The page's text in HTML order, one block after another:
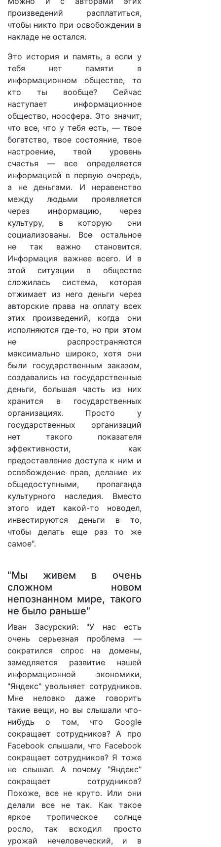
произведений расплатиться,
чтобы никто при освобождении в
накладе не остался.
Это история и память, а если у
тебя нет памяти в
информационном обществе, то
кто ты вообще? Сейчас
наступает информационное
общество, ноосфера. Это значит,
что все, что у тебя есть, — твое
богатство, твое состояние, твое
настроение, твой уровень
счастья — все определяется
информацией в первую очередь,
а не деньгами. И неравенство
между людьми проявляется
через информацию, через
культуру, в которую они
социализованы. Все остальное
не так важно становится.
Информация важнее всего. И в
этой ситуации в обществе
сложилась система, которая
отжимает из него деньги через
авторские права на оплату всех
этих произведений, когда они
исполняются где-то, но при этом
не распространяются
максимально широко, хотя они
были государственным заказом,
создавались на государственные
деньги, большая часть из них
хранится в государственных
организациях. Просто у
государственных организаций
нет такого показателя
эффективности, как
предоставление доступа к ним и
освобождение прав, делание их
общедоступными, пропаганда
культурного наследия. Вместо
этого идет какой-то новодел,
инвестируются деньги в то,
чтобы делать еще раз то же
самое".
"Мы живем в очень
сложном новом
непознанном мире, такого
не было раньше"
Иван Засурский: "У нас есть
очень серьезная проблема —
сократился спрос на домены,
замедляется развитие нашей
информационной экономики,
"Яндекс" увольняет сотрудников.
Мне неловко даже говорить
такие вещи, но вы слышали что-
нибудь о том, что Google
сокращает сотрудников? А про
Facebook слышали, что Facebook
сокращает сотрудников? Я тоже
не слышал. А почему "Яндекс"
сокращает сотрудников?
Похоже, все не круто. Или они
делали все не так. Как такое
яркое тропическое солнце
росло, так всходил просто
урожай нечеловеческий, и в